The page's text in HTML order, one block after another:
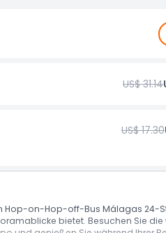
– diese Sightseeing-
Möglichkeit, alles an einem Tag
US$ 31.14
US$ 17.30
Hop-on-Hop-off-Bus Málagas 24-
bietet. Besuchen Sie die